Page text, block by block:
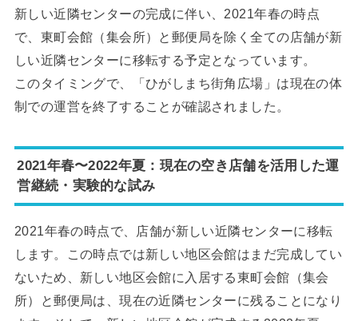
新しい近隣センターの完成に伴い、2021年春の時点
で、東町会館（集会所）と郵便局を除く全ての店舗が新
しい近隣センターに移転する予定となっています。
このタイミングで、「ひがしまち街角広場」は現在の体
制での運営を終了することが確認されました。
2021年春〜2022年夏：現在の空き店舗を活用した運
営継続・実験的な試み
2021年春の時点で、店舗が新しい近隣センターに移転
します。この時点では新しい地区会館はまだ完成してい
ないため、新しい地区会館に入居する東町会館（集会
所）と郵便局は、現在の近隣センターに残ることになり